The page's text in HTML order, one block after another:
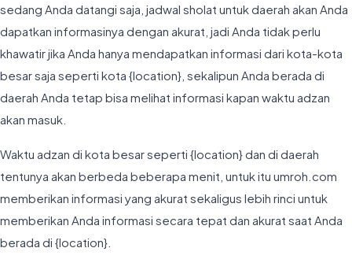
sedang Anda datangi saja, jadwal sholat untuk daerah akan Anda
dapatkan informasinya dengan akurat, jadi Anda tidak perlu
khawatir jika Anda hanya mendapatkan informasi dari kota-kota
besar saja seperti kota {location}, sekalipun Anda berada di
daerah Anda tetap bisa melihat informasi kapan waktu adzan
akan masuk.
Waktu adzan di kota besar seperti {location} dan di daerah
tentunya akan berbeda beberapa menit, untuk itu umroh.com
memberikan informasi yang akurat sekaligus lebih rinci untuk
memberikan Anda informasi secara tepat dan akurat saat Anda
berada di {location}.